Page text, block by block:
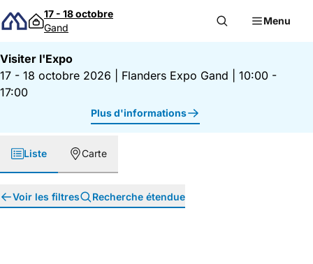
Passer au contenu
17 - 18 octobre
Gand
Menu
Visiter l'Expo
17 - 18 octobre 2026
Flanders Expo Gand
10:00 -
17:00
Plus d'informations
Liste Carte
Voir les filtres Recherche étendue